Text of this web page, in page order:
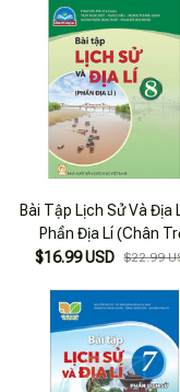
Bài Tập Lịch Sử Và Địa
Phần Địa Lí (Chân
Sáng Tạo) (Chuẩn)
$16.99 USD $22.99